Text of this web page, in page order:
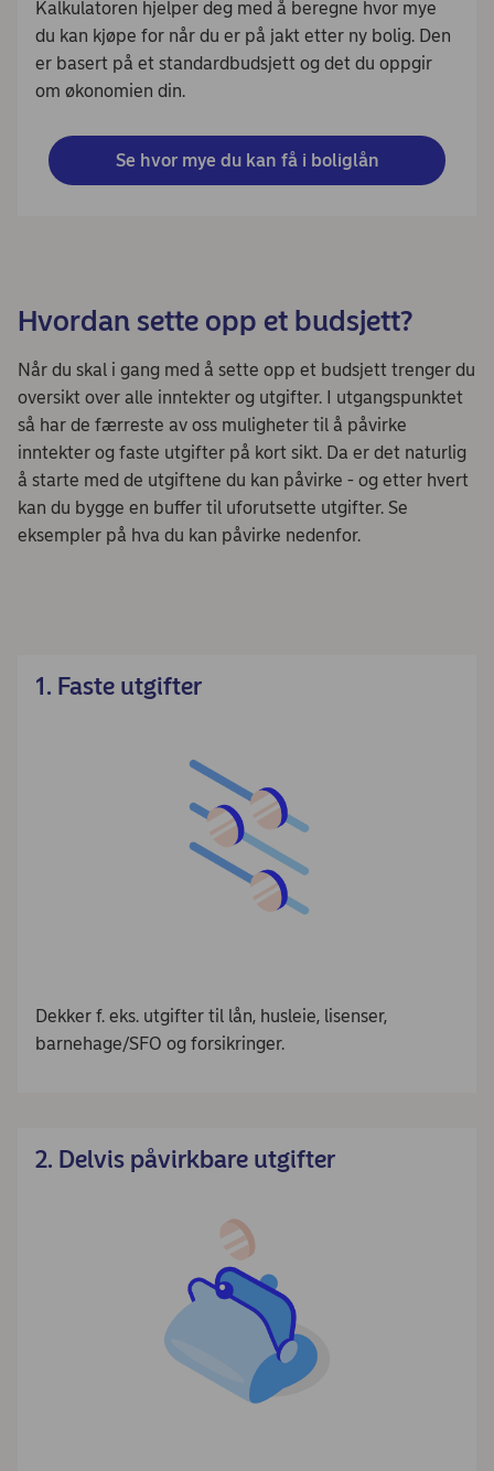
Kalkulatoren hjelper deg med å beregne hvor mye
du kan kjøpe for når du er på jakt etter ny bolig. Den
er basert på et standardbudsjett og det du oppgir
om økonomien din.
Se hvor mye du kan få i boliglån
Hvordan sette opp et budsjett?
Når du skal i gang med å sette opp et budsjett trenger du
oversikt over alle inntekter og utgifter. I utgangspunktet
så har de færreste av oss muligheter til å påvirke
inntekter og faste utgifter på kort sikt. Da er det naturlig
å starte med de utgiftene du kan påvirke - og etter hvert
kan du bygge en buffer til uforutsette utgifter. Se
eksempler på hva du kan påvirke nedenfor.
1. Faste utgifter
Dekker f. eks. utgifter til lån, husleie, lisenser,
barnehage/SFO og forsikringer.
2. Delvis påvirkbare utgifter